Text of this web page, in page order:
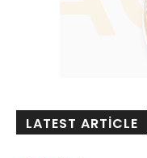
LATEST ARTICLE